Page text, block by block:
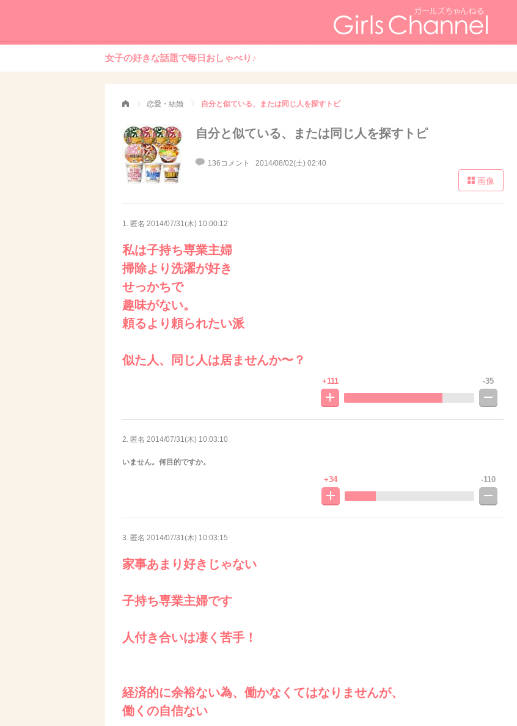
女子の好きな話題で毎日おしゃべり♪
恋愛・結婚 自分と似ている、または同じ人を探すトピ
自分と似ている、または同じ人を探すトピ
136コメント 2014/08/02(土) 02:40
画像
1. 匿名 2014/07/31(木) 10:00:12
私は子持ち専業主婦
掃除より洗濯が好き
せっかちで
趣味がない。
頼るより頼られたい派
似た人、同じ人は居ませんか〜？
+111 -35
2. 匿名 2014/07/31(木) 10:03:10
いません。何目的ですか。
+34 -110
3. 匿名 2014/07/31(木) 10:03:15
家事あまり好きじゃない
子持ち専業主婦です
人付き合いは凄く苦手！
経済的に余裕ない為、働かなくてはなりませんが、
働くの自信ない